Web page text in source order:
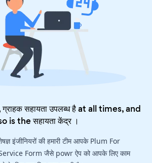
सहायता उपलब्ध है at all times, and
is theसहायता केंद्र।
इंजीनियरों की हमारी टीम आपके Plum For
Form जैसे powr ऐप को आपके लिए काम